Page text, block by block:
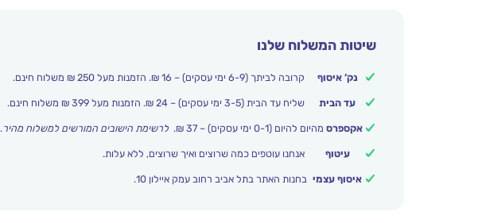
שיטות המשלוח שלנו
נק’ איסוף קרובה לביתך (6-9 ימי עסקים) – 16 ₪. הזמנות מעל 250 ₪ משלוח חינם.
עד הבית שליח עד הבית (3-5 ימי עסקים) – 24 ₪. הזמנות מעל 399 ₪ משלוח חינם.
אקספרס מהיום להיום (0-1 ימי עסקים) – 37 ₪. לרשימת הישובים המורשים למשלוח מהיר.
עיטוף אנחנו עוטפים כמה שרוצים ואיך שרוצים, ללא עלות.
איסוף עצמי בחנות האתר בתל אביב רחוב עמק איילון 10.